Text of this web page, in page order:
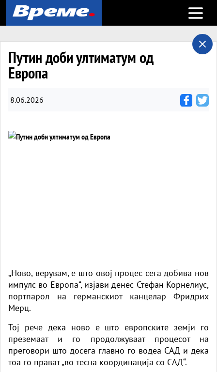
Open
Путин доби ултиматум од
Европа
8.06.2026
„Ново, верувам, е што овој процес сега добива нов
импулс во Европа“, изјави денес Стефан Корнелиус,
портпарол на германскиот канцелар Фридрих
Мерц.
Тој рече дека ново е што европските земји го
преземаат и го продолжуваат процесот на
преговори што досега главно го водеа САД и дека
тоа го прават „во тесна координација со САД“.